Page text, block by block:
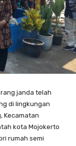
janda telah
di lingkungan
Kecamatan
kota Mojokerto
rumah semi